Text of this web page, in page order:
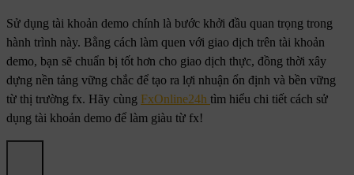
Sử dụng tài khoản demo chính là bước khởi đầu quan trọng trong
hành trình này. Bằng cách làm quen với giao dịch trên tài khoản
demo, bạn sẽ chuẩn bị tốt hơn cho giao dịch thực, đồng thời xây
dựng nền tảng vững chắc để tạo ra lợi nhuận ổn định và bền vững
từ thị trường fx. Hãy cùng FxOnline24h tìm hiểu chi tiết cách sử
dụng tài khoản demo để làm giàu từ fx!